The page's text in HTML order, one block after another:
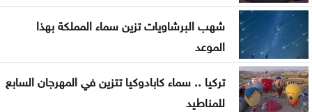
شهب البرشاويات تزين سماء المملكة بهذا
الموعد
تركيا .. سماء كابادوكيا تتزين في المهرجان السابع
للمناطيد